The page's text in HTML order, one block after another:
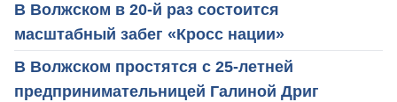
В Волжском в 20-й раз состоится
масштабный забег «Кросс нации»
В Волжском простятся с 25-летней
предпринимательницей Галиной Дриг